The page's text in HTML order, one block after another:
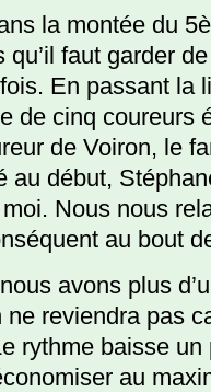
la montée du
faut garder
En passant la
de cinq coureurs
de Voiron, le
au début,
Nous nous
au bout
avons plus
reviendra pas
rythme baisse un
au